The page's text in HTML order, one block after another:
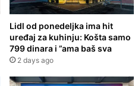
Lidl od ponedeljka ima hit
uređaj za kuhinju: Košta samo
799 dinara i ”ama baš sva
2 days ago